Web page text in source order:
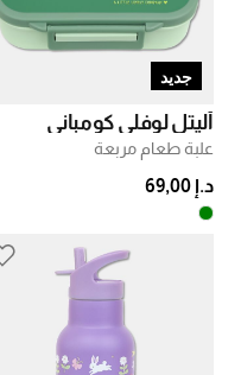
جديد
أليتل لوفلي كومباني
علبة طعام مربعة
د.إ 69,00